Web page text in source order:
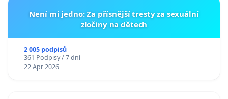
Není mi jedno: Za přísnější tresty za sexuální
zločiny na dětech
2 005 podpisů
361 Podpisy / 7 dní
22 Apr 2026